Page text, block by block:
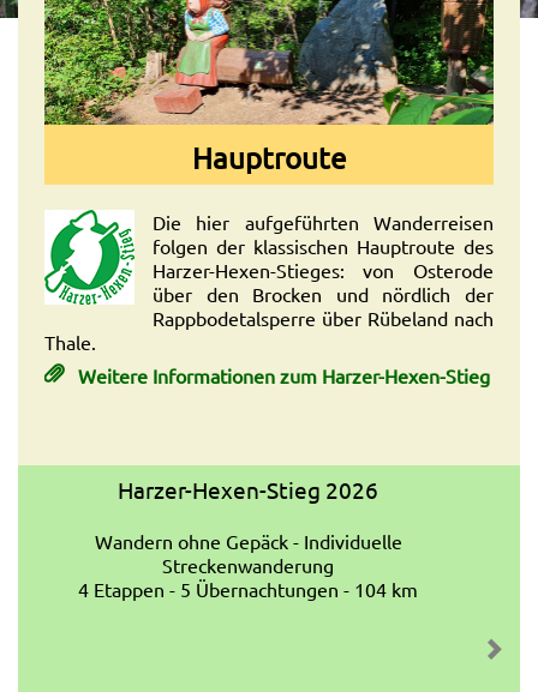
Hauptroute
Die hier aufgeführten Wanderreisen
folgen der klassischen Hauptroute des
Harzer-Hexen-Stieges: von Osterode
über den Brocken und nördlich der
Rappbodetalsperre über Rübeland nach
Thale.
Weitere Informationen zum Harzer-Hexen-Stieg
Harzer-Hexen-Stieg 2026
Wandern ohne Gepäck - Individuelle
Streckenwanderung
4 Etappen - 5 Übernachtungen - 104 km